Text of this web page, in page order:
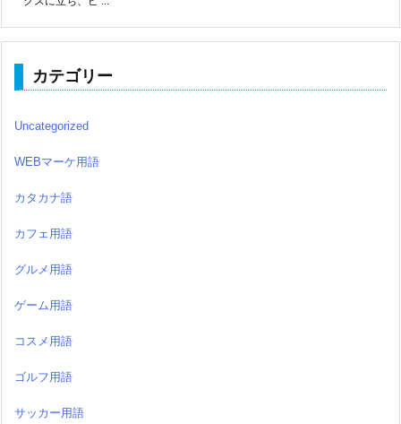
カテゴリー
Uncategorized
WEBマーケ用語
カタカナ語
カフェ用語
グルメ用語
ゲーム用語
コスメ用語
ゴルフ用語
サッカー用語